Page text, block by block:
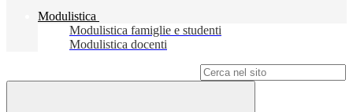
Modulistica
Modulistica famiglie e studenti
Modulistica docenti